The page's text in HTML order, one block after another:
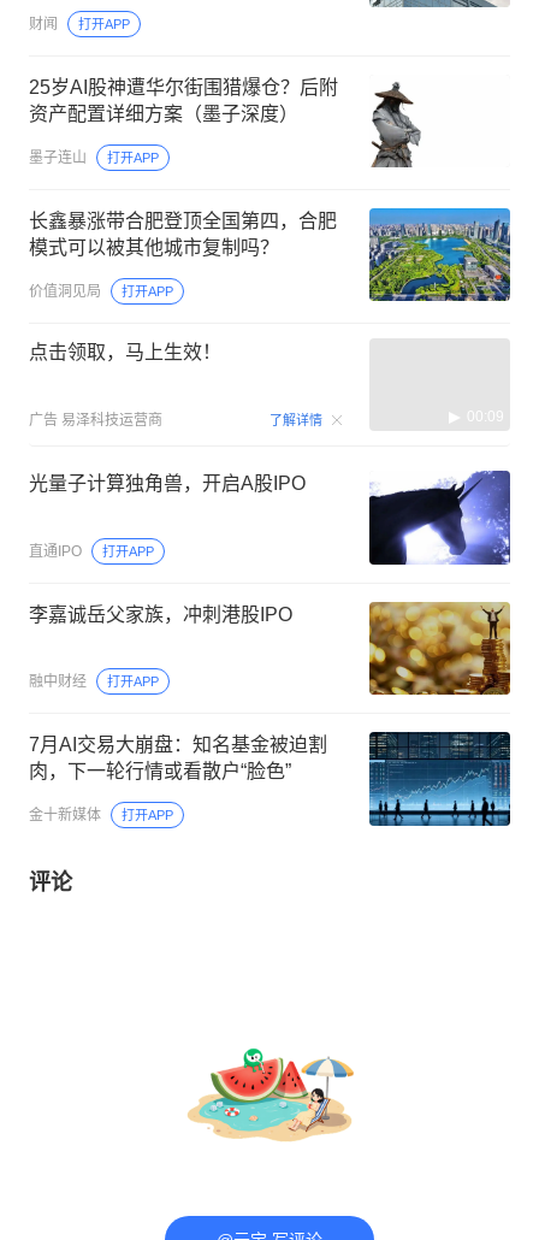
财闻 打开APP
25岁AI股神遭华尔街围猎爆仓？后附
资产配置详细方案（墨子深度）
墨子连山 打开APP
长鑫暴涨带合肥登顶全国第四，合肥
模式可以被其他城市复制吗？
价值洞见局 打开APP
点击领取，马上生效！
广告 易泽科技运营商 了解详情 00:09
光量子计算独角兽，开启A股IPO
直通IPO 打开APP
李嘉诚岳父家族，冲刺港股IPO
融中财经 打开APP
7月AI交易大崩盘：知名基金被迫割
肉，下一轮行情或看散户“脸色”
金十新媒体 打开APP
评论